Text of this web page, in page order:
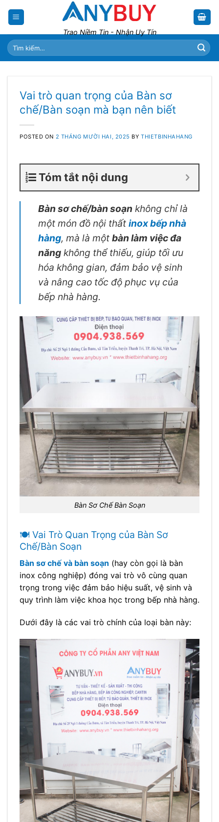
Trao Niềm Tin - Nhận Uy Tín
Tìm
kiếm:
Vai trò quan trọng của Bàn sơ
chế/Bàn soạn mà bạn nên biết
POSTED ON 2 THÁNG MƯỜI HAI, 2025 BYTHIETBINHAHANG
Tóm tắt nội dung
Bàn sơ chế/bàn soạn không chỉ là
một món đồ nội thất inox bếp nhà
hàng, mà là một bàn làm việc đa
năng không thể thiếu, giúp tối ưu
hóa không gian, đảm bảo vệ sinh
và nâng cao tốc độ phục vụ của
bếp nhà hàng.
Bàn Sơ Chế Bàn Soạn
🍽️ Vai Trò Quan Trọng của Bàn Sơ
Chế/Bàn Soạn
Bàn sơ chế và bàn soạn (hay còn gọi là bàn
inox công nghiệp) đóng vai trò vô cùng quan
trọng trong việc đảm bảo hiệu suất, vệ sinh và
quy trình làm việc khoa học trong bếp nhà hàng.
Dưới đây là các vai trò chính của loại bàn này: